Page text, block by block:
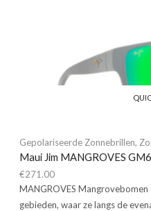
Gepolariseerde Zonnebrillen,
Maui Jim MANGROVES
€271.00
MANGROVES
gebieden, waar ze langs de